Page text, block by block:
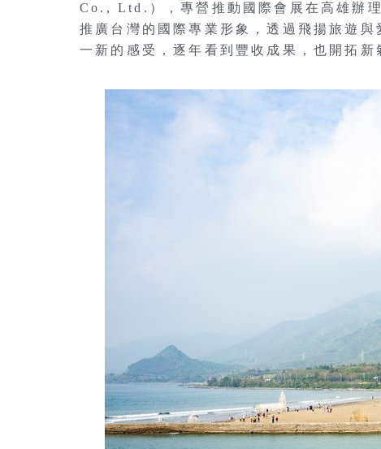
Co., Ltd.），專營推動國際會展在高雄辦
推廣台灣的國際專業形象，透過飛揚旅遊
一新的感受，逐年看到豐收成果，也開拓新